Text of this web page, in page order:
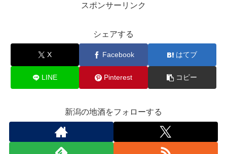
スポンサーリンク
シェアする
X Facebook はてブ
LINE Pinterest コピー
新潟の地酒をフォローする